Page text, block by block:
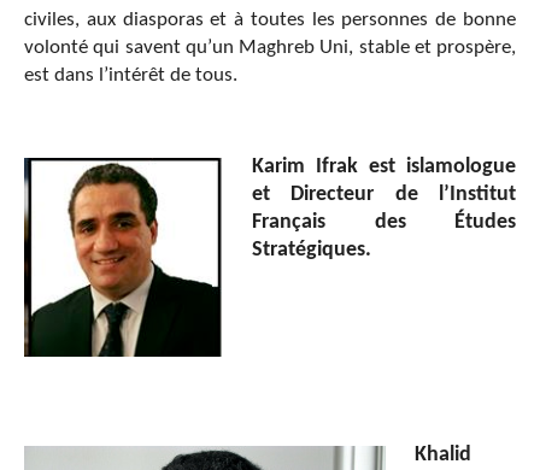
civiles, aux diasporas et à toutes les personnes de bonne
volonté qui savent qu’un Maghreb Uni, stable et prospère,
est dans l’intérêt de tous.
Karim Ifrak est islamologue
et Directeur de l’Institut
Français des Études
Stratégiques.
Khalid